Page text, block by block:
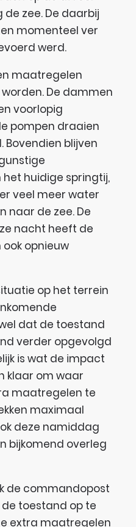
zee. De daarbij
momenteel ver
werd.
maatregelen
De dammen
voorlopig
pompen draaien
blijven
huidige springtij,
veel meer water
naar de zee. De
nacht heeft de
opnieuw
op het terrein
dat de toestand
verder opgevolgd
is wat de impact
klaar om waar
maatregelen te
maximaal
deze namiddag
bijkomend overleg
de commandopost
toestand op te
extra maatregelen